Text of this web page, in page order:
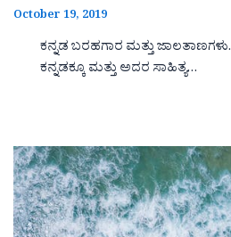
October 19, 2019
ಕನ್ನಡ ಬರಹಗಾರ ಮತ್ತು
ಕನ್ನಡಕ್ಕೂ ಮತ್ತು ಅದರ ಸಾಹಿತ್ಯ…